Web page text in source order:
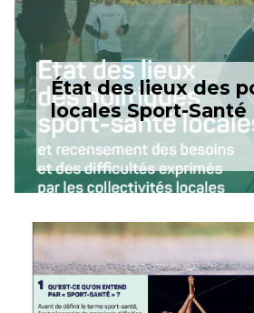
État des lieux des
locales Sport-Santé